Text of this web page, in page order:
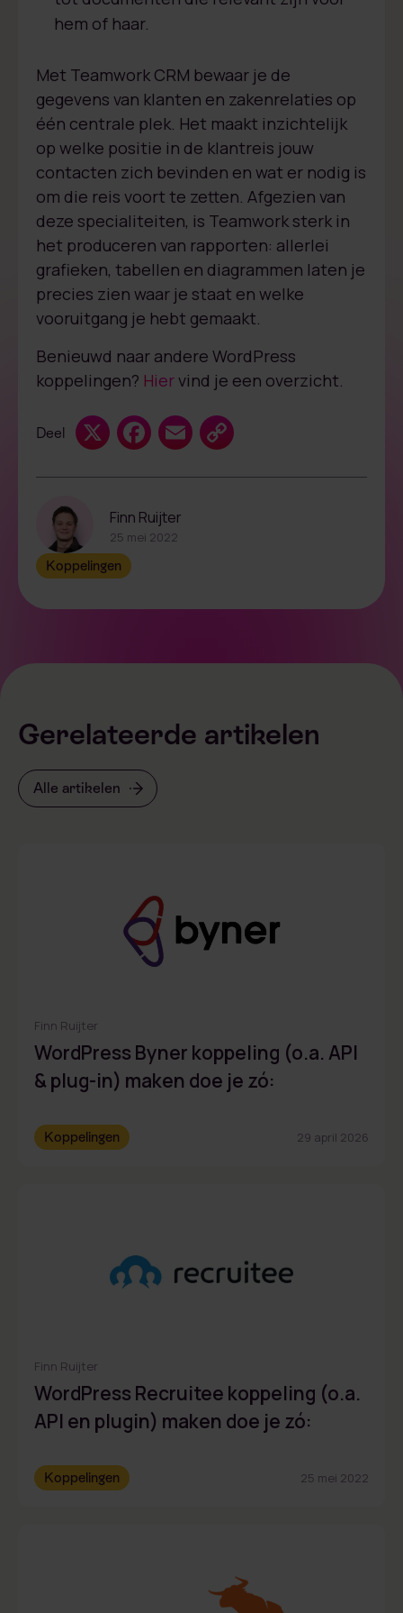
hem of haar.
Met Teamwork CRM bewaar je de
gegevens van klanten en zakenrelaties op
één centrale plek. Het maakt inzichtelijk
op welke positie in de klantreis jouw
contacten zich bevinden en wat er nodig is
om die reis voort te zetten. Afgezien van
deze specialiteiten, is Teamwork sterk in
het produceren van rapporten: allerlei
grafieken, tabellen en diagrammen laten je
precies zien waar je staat en welke
vooruitgang je hebt gemaakt.
Benieuwd naar andere WordPress
koppelingen? Hiervind je een overzicht.
Deel X Facebook
Email
Copy
Link
Finn Ruijter
25 mei 2022
Koppelingen
Gerelateerde artikelen
Alle artikelen
Finn Ruijter
WordPress Byner koppeling (o.a. API
& plug-in) maken doe je zó:
Koppelingen 29 april 2026
Finn Ruijter
WordPress Recruitee koppeling (o.a.
API en plugin) maken doe je zó:
Koppelingen 25 mei 2022